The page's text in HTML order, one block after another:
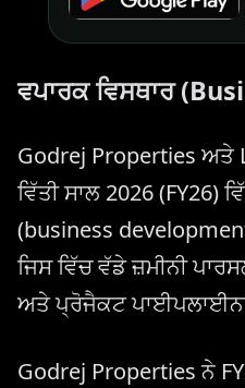
ਵਪਾਰਕ ਵਿਸਥਾਰ
Godrej Properties ਅਤੇ
ਵਿੱਤੀ ਸਾਲ 2026 (FY26)
(business
ਜਿਸ ਵਿੱਚ ਵੱਡੇ ਜ਼ਮੀਨੀ
ਅਤੇ ਪ੍ਰੋਜੈਕਟ ਪਾਈਪਲਾਈਨਾਂ
Godrej Properties ਨੇ